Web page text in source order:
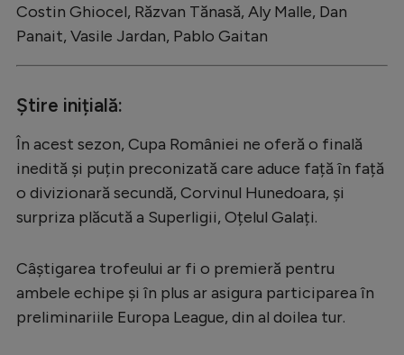
Costin Ghiocel, Răzvan Tănasă, Aly Malle, Dan
Panait, Vasile Jardan, Pablo Gaitan
Știre inițială:
În acest sezon, Cupa României ne oferă o finală
inedită și puțin preconizată care aduce față în față
o divizionară secundă, Corvinul Hunedoara, și
surpriza plăcută a Superligii, Oțelul Galați.
Câștigarea trofeului ar fi o premieră pentru
ambele echipe și în plus ar asigura participarea în
preliminariile Europa League, din al doilea tur.